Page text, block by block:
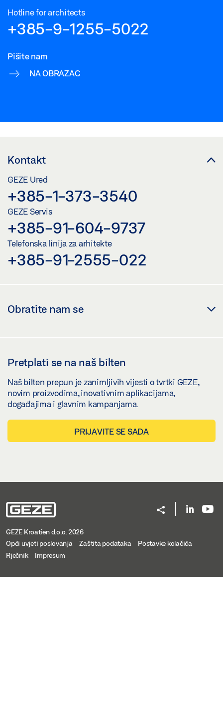
Hotline for architects
+385-9-1255-5022
Pišite nam
NA OBRAZAC
Kontakt
GEZE Ured
+385-1-373-3540
GEZE Servis
+385-91-604-9737
Telefonska linija za arhitekte
+385-91-2555-022
Obratite nam se
Pretplati se na naš bilten
Naš bilten prepun je zanimljivih vijesti o tvrtki GEZE,
novim proizvodima, inovativnim aplikacijama,
događajima i glavnim kampanjama.
PRIJAVITE SE SADA
GEZE Kroatien d.o.o. 2026
Opći uvjeti poslovanja
Zaštita podataka
Postavke kolačića
Rječnik
Impresum